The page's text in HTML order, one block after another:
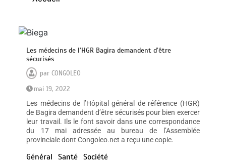
Les médecins de l’HGR Bagira demandent d’être
sécurisés
parCONGOLEO
mai 19, 2022
Les médecins de l’Hôpital général de référence (HGR)
de Bagira demandent d’être sécurisés pour bien exercer
leur travail. Ils le font savoir dans une correspondance
du 17 mai adressée au bureau de l’Assemblée
provinciale dont Congoleo.net a reçu une copie.
Général Santé Société